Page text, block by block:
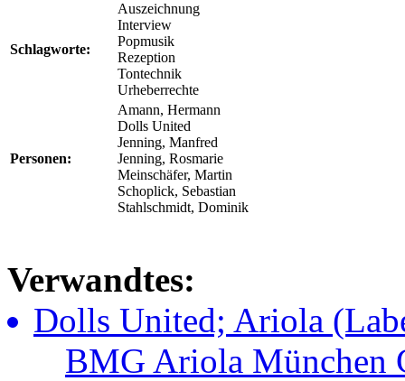
Schlagworte:
Auszeichnung
Interview
Popmusik
Rezeption
Tontechnik
Urheberrechte
Personen:
Amann, Hermann
Dolls United
Jenning, Manfred
Jenning, Rosmarie
Meinschäfer, Martin
Schoplick, Sebastian
Stahlschmidt, Dominik
Verwandtes:
Dolls United; Ariola
BMG Ariola München